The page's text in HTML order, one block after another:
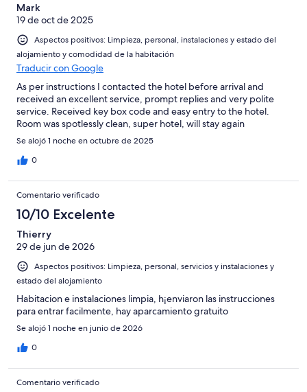
Mark
19 de oct de 2025
Aspectos positivos: Limpieza, personal, instalaciones y estado del
alojamiento y comodidad de la habitación
Traducir con Google
As per instructions I contacted the hotel before arrival and
received an excellent service, prompt replies and very polite
service. Received key box code and easy entry to the hotel.
Room was spotlessly clean, super hotel, will stay again
Se alojó 1 noche en octubre de 2025
0
Comentario verificado
10/10 Excelente
Thierry
29 de jun de 2026
Aspectos positivos: Limpieza, personal, servicios y instalaciones y
estado del alojamiento
Habitacion e instalaciones limpia, h¡enviaron las instrucciones
para entrar facilmente, hay aparcamiento gratuito
Se alojó 1 noche en junio de 2026
0
Comentario verificado